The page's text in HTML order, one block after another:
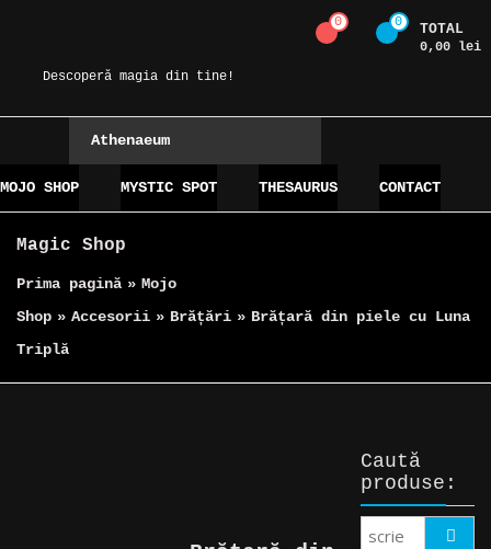
contentDescoperă magia din tine!
0 0 TOTAL
0,00 lei
Athenaeum
MOJO SHOP MYSTIC SPOT THESAURUS CONTACT
Magic Shop
Prima pagină » Mojo
Shop » Accesorii » Brățări » Brățară din piele cu Luna
Triplă
Caută
produse:
Search